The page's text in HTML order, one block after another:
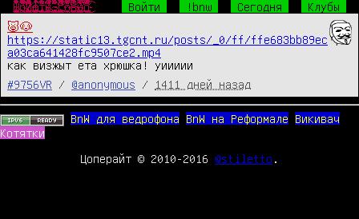
Ш̴̴̜̥͍͕̼̙̱͙͎͍̘̀̐̔́̾̃͒̈̔̎́́͜р̧̛̺͖͖̯̖ͧͤ͋̅̽ͧ̈̐̽̆̐͋ͤͦͬ͛̃̑͞͞и̒ͥͤͯ͂ͣ̐̉̑ͫ̉̑҉̛͏̸̻͕͇͚̤͕̯̱̳͉ͅф̴̴̡̟̞͙̙̻͍̦͔̤̞̔̓́̍͗̚͢͞ͅт̨̐ͫ̂͊̄̃ͥͪ͏̫̺͍̞̼͈̩̥̜͔͜͜ы̸̴̱̺̼̠̦͍͍͍̱̖͔̖̱͉̅͑͌͒ͫ͒̀ͥ͐ͤ̅͘̕.̵̴̡̭̼̮͖͈̙͖͖̲̮̬͍͙̼̯̦̮̮ͦ̆̀̑̌ͮͧͣͯ̔̂́͟г͌ͮ̏̈͂ͯ̚҉̛̙̬̘̲̗͇͕̠̙͙̼̩͚̀͘͞ͅо̷̥̯̘̓ͤ̽͒̋̉̀̂̄̒̓̊ͨ͛́̌ͤ̂̀͠в̶̒͒̓̏̓̚҉̛̙̘̺̰̮̼̟̼̥̟̘̠̜͜н̸̷̸̲̝͈͙̰̟̻̟̰̜̟̗͎̻̻͍̿̔̃ͨ͑о̔̀̋ͫ̇̿̐ͫ͌͗ͩ҉̨̜̙̙͈͍̮̮̼̙̘̞̕͜͡ Войти !bnw Сегодня
Клубы
🐷🐶
https://static13.tgcnt.ru/posts/_0/ff/ffe683bb89ec
a03ca641428fc9507ce2.mp4
как визжыт ета хрюшка! уиииии
#9756VR
/ @anonymous / 1411 дней назад
BnW для ведрофона BnW на Реформале
Викивач
Котятки
Цоперайт © 2010-2016 @stiletto